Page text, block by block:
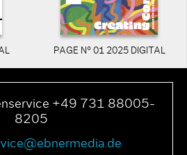
PAGE N° 01 2025 DIGITAL
+49 731 88005-
8205